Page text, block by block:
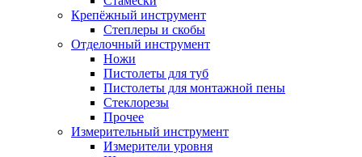
Крепёжный инструмент
Степлеры и скобы
Отделочный инструмент
Ножи
Пистолеты для туб
Пистолеты для монтажной пены
Стеклорезы
Прочее
Измерительный инструмент
Измерители уровня